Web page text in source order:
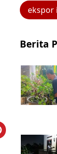
ekspor
Berita